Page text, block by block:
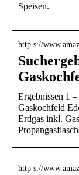
Speisen.
http s://
Ergebnissen 1
Gaskochfeld
Erdgas inkl.
http s://